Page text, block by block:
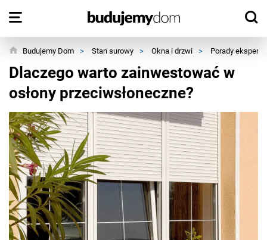
Budujemy Dom > Stan surowy > Okna i drzwi > Porady
Dlaczego warto zainwestować w
osłony przeciwsłoneczne?